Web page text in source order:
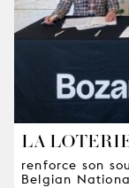
LA
renforce son
Belgian